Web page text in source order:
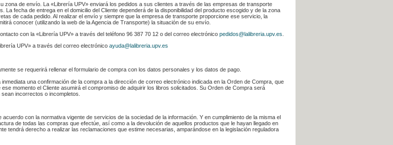
zona de envío. La «Librería UPV» enviará los pedidos a sus clientes a través de las empresas de transporte
fecha de entrega en el domicilio del Cliente dependerá de la disponibilidad del producto escogido y de la zona
de cada pedido. Al realizar el envío y siempre que la empresa de transporte proporcione ese servicio, la
conocer (utilizando la web de la Agencia de Transporte) la situación de su envío.
con la «Librería UPV» a través del teléfono 96 387 70 12 o del correo electrónico pedidos@lalibreria.upv.es
UPV» a través del correo electrónico ayuda@lalibreria.upv.es
se requerirá rellenar el formulario de compra con los datos personales y los datos de pago.
una confirmación de la compra a la dirección de correo electrónico indicada en la Orden de Compra, que
momento el Cliente asumirá el compromiso de adquirir los libros solicitados. Su Orden de Compra será
incorrectos o incompletos.
con la normativa vigente de servicios de la sociedad de la información. Y en cumplimiento de la misma el
de todas las compras que efectúe, así como a la devolución de aquellos productos que le hayan llegado en
tendrá derecho a realizar las reclamaciones que estime necesarias, amparándose en la legislación reguladora